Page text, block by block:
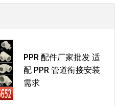
PPR 配件厂家批发 适
配 PPR 管道衔接安装
需求